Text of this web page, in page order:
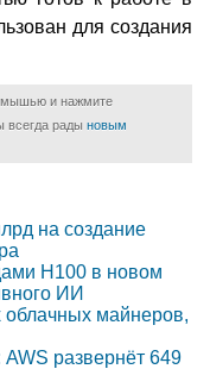
для создания
мышью и нажмите
всегда рады новым
на создание
H100 в новом
ИИ
майнеров,
развернёт 649